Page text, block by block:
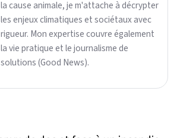
la cause animale, je m'attache à décrypter
les enjeux climatiques et sociétaux avec
rigueur. Mon expertise couvre également
la vie pratique et le journalisme de
solutions (Good News).